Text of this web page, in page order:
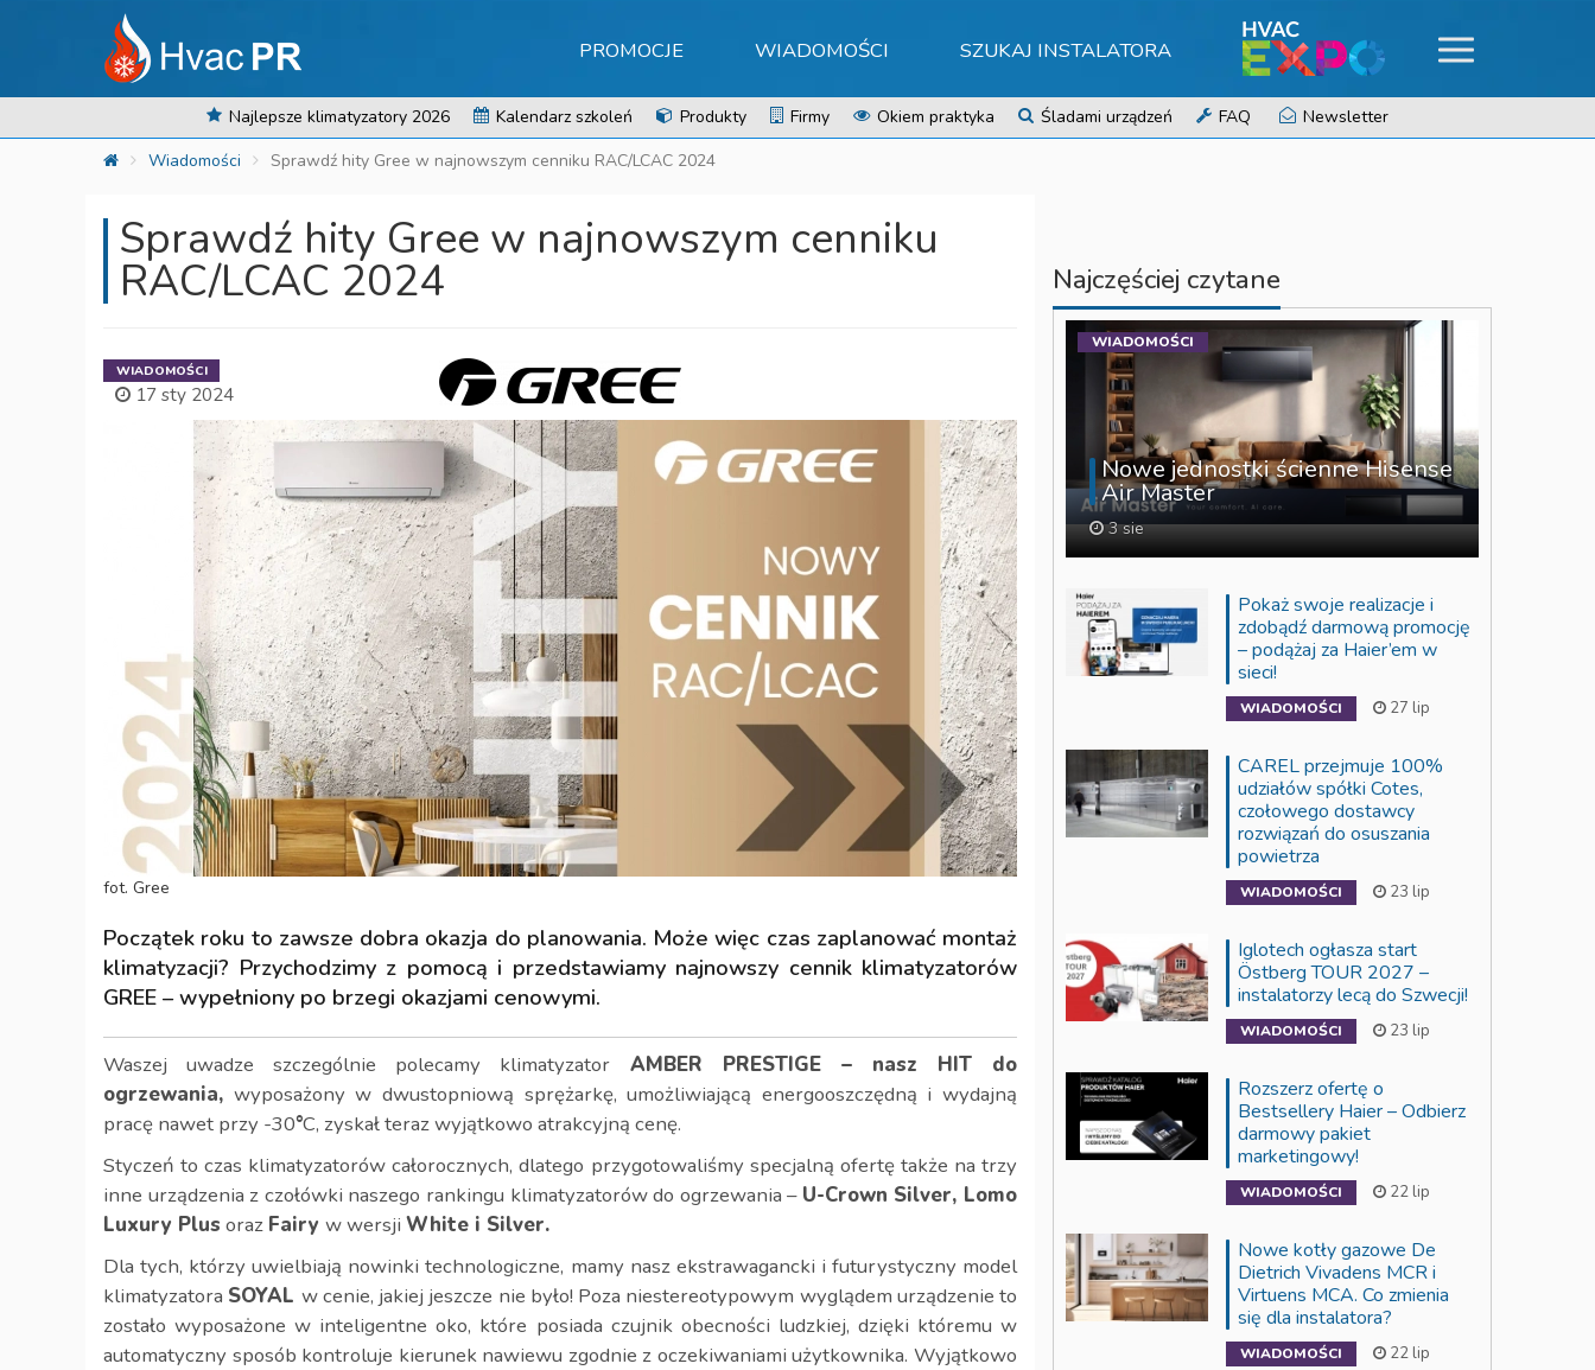
PROMOCJE WIADOMOŚCI SZUKAJ INSTALATORA
Najlepsze klimatyzatory 2026 Kalendarz szkoleń Produkty Firmy Okiem praktyka Śladami urządzeń FAQ
Newsletter
Wiadomości
Sprawdź hity Gree w najnowszym cenniku RAC/LCAC 2024
Sprawdź hity Gree w najnowszym cenniku
RAC/LCAC 2024
WIADOMOŚCI
17 sty 2024
fot. Gree
Początek roku to zawsze dobra okazja do planowania. Może więc czas zaplanować montaż
klimatyzacji? Przychodzimy z pomocą i przedstawiamy najnowszy cennik klimatyzatorów
GREE – wypełniony po brzegi okazjami cenowymi.
Waszej uwadze szczególnie polecamy klimatyzator AMBER PRESTIGE – nasz HIT do
ogrzewania, wyposażony w dwustopniową sprężarkę, umożliwiającą energooszczędną i wydajną
pracę nawet przy -30°C, zyskał teraz wyjątkowo atrakcyjną cenę.
Styczeń to czas klimatyzatorów całorocznych, dlatego przygotowaliśmy specjalną ofertę także na trzy
inne urządzenia z czołówki naszego rankingu klimatyzatorów do ogrzewania – U-Crown Silver, Lomo
Luxury Plus oraz Fairy w wersji White i Silver.
Dla tych, którzy uwielbiają nowinki technologiczne, mamy nasz ekstrawagancki i futurystyczny model
klimatyzatora SOYAL w cenie, jakiej jeszcze nie było! Poza niestereotypowym wyglądem urządzenie to
zostało wyposażone w inteligentne oko, które posiada czujnik obecności ludzkiej, dzięki któremu w
automatyczny sposób kontroluje kierunek nawiewu zgodnie z oczekiwaniami użytkownika. Wyjątkowo
Najczęściej czytane
Nowe jednostki ścienne Hisense
Air Master
3 sie
WIADOMOŚCI
Pokaż swoje realizacje i
zdobądź darmową promocję
– podążaj za Haier’em w
sieci!
WIADOMOŚCI 27 lip
CAREL przejmuje 100%
udziałów spółki Cotes,
czołowego dostawcy
rozwiązań do osuszania
powietrza
WIADOMOŚCI 23 lip
Iglotech ogłasza start
Östberg TOUR 2027 –
instalatorzy lecą do Szwecji!
WIADOMOŚCI 23 lip
Rozszerz ofertę o
Bestsellery Haier – Odbierz
darmowy pakiet
marketingowy!
WIADOMOŚCI 22 lip
Nowe kotły gazowe De
Dietrich Vivadens MCR i
Virtuens MCA. Co zmienia
się dla instalatora?
WIADOMOŚCI 22 lip